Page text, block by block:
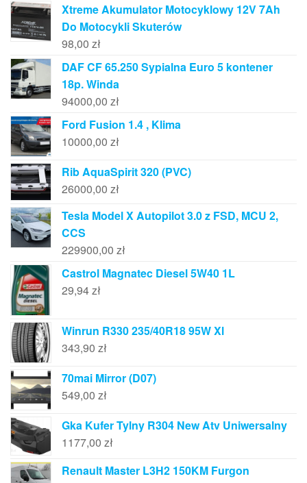
Xtreme Akumulator Motocyklowy 12V 7Ah
Do Motocykli Skuterów
98,00 zł
DAF CF 65.250 Sypialna Euro 5 kontener
18p. Winda
94000,00 zł
Ford Fusion 1.4 , Klima
10000,00 zł
Rib AquaSpirit 320 (PVC)
26000,00 zł
Tesla Model X Autopilot 3.0 z FSD, MCU 2,
CCS
229900,00 zł
Castrol Magnatec Diesel 5W40 1L
29,94zł
Winrun R330 235/40R18 95W Xl
343,90 zł
70mai Mirror (D07)
549,00 zł
Gka Kufer Tylny R304 New Atv Uniwersalny
1177,00 zł
Renault Master L3H2 150KM Furgon